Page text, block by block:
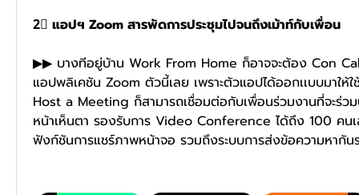
2⃣ แอปฯ Zoom สารพัดการประชุมไปจนถึงเม้าท์กับเพื่อน
▶▶ บางทีอยู่บ้าน Work From Home ก็อาจจะต้อง Con
แอปพลิเคชัน Zoom ตัวนี้เลย เพราะตัวแอปได้ออกเเบบมาให้
Host a Meeting ก็สามารถเชื่อมต่อกับเพื่อนร่วมงานที่จะร่ว
หน้าเห็นตา รองรับการ Video Conference ได้ถึง 100 คน
ฟังก์ชันการแชร์ภาพหน้าจอ รวมถึงระบบการส่งข้อความหากั